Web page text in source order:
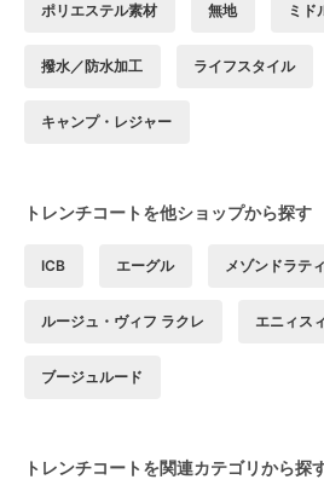
ポリエステル素材 無地 ミド
撥水／防水加工 ライフスタイル
キャンプ・レジャー
トレンチコートを他ショップから探す
ICB エーグル メゾンドラテ
ルージュ・ヴィフ ラクレ エニィス
ブージュルード
トレンチコートを関連カテゴリから探